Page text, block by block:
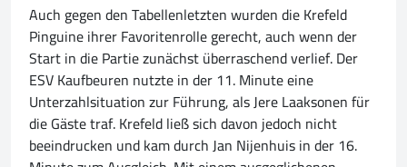
Auch gegen den Tabellenletzten wurden die Krefeld
Pinguine ihrer Favoritenrolle gerecht, auch wenn der
Start in die Partie zunächst überraschend verlief. Der
ESV Kaufbeuren nutzte in der 11. Minute eine
Unterzahlsituation zur Führung, als Jere Laaksonen für
die Gäste traf. Krefeld ließ sich davon jedoch nicht
beeindrucken und kam durch Jan Nijenhuis in der 16.